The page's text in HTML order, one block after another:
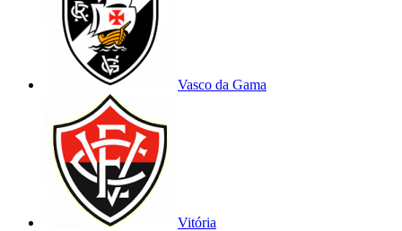
Vasco da Gama
Vitória